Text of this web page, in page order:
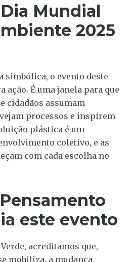
Mundial
2025
simbólica, o evento deste
ação. É uma janela para que
cidadãos assumam
processos e inspirem
plástica é um
coletivo, e as
com cada escolha no
este evento
acreditamos que,
mobiliza, a mudança